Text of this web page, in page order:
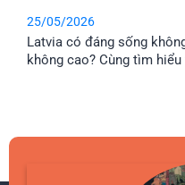
25/05/2026
Latvia có đáng sống
không cao? Cùng tìm